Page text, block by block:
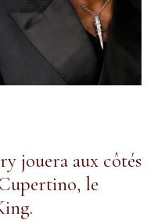
jouera aux côtés
le